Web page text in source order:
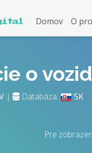
Domov O
o
| Databáza: SK
Pre